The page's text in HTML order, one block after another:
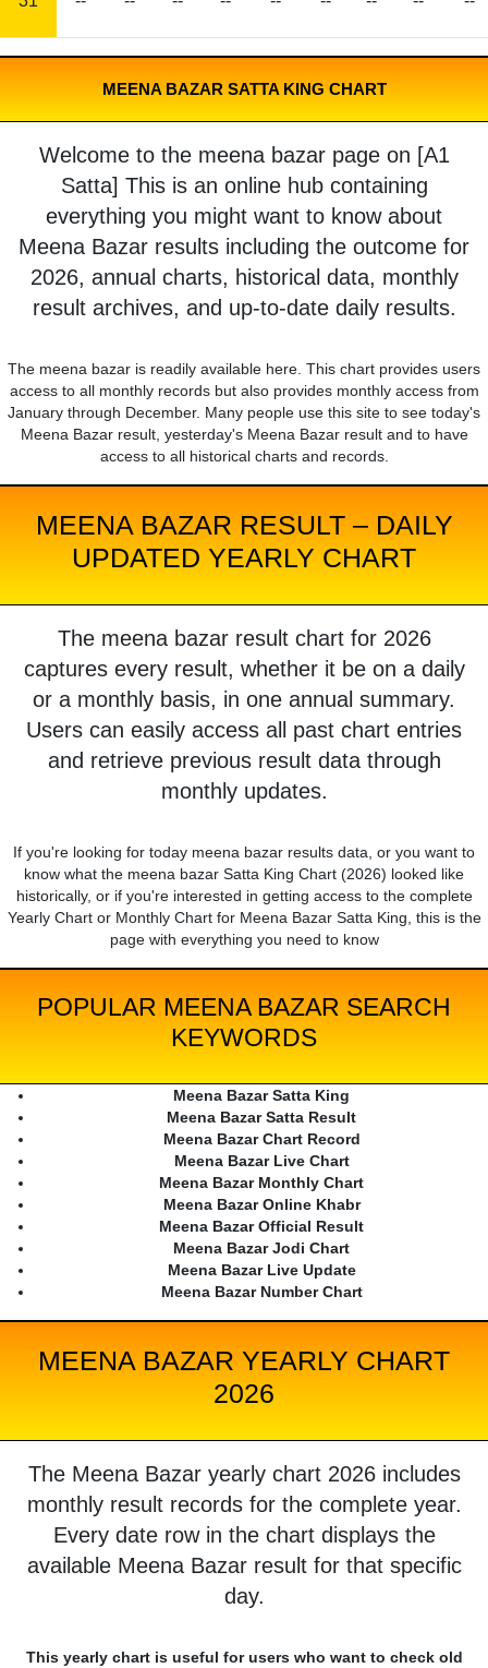
MEENA BAZAR SATTA KING CHART
Welcome to the meena bazar page on [A1
Satta] This is an online hub containing
everything you might want to know about
Meena Bazar results including the outcome for
2026, annual charts, historical data, monthly
result archives, and up-to-date daily results.
The meena bazar is readily available here. This chart provides users
access to all monthly records but also provides monthly access from
January through December. Many people use this site to see today's
Meena Bazar result, yesterday's Meena Bazar result and to have
access to all historical charts and records.
MEENA BAZAR RESULT – DAILY
UPDATED YEARLY CHART
The meena bazar result chart for 2026
captures every result, whether it be on a daily
or a monthly basis, in one annual summary.
Users can easily access all past chart entries
and retrieve previous result data through
monthly updates.
If you're looking for today meena bazar results data, or you want to
know what the meena bazar Satta King Chart (2026) looked like
historically, or if you're interested in getting access to the complete
Yearly Chart or Monthly Chart for Meena Bazar Satta King, this is the
page with everything you need to know
POPULAR MEENA BAZAR SEARCH
KEYWORDS
Meena Bazar Satta King
Meena Bazar Satta Result
Meena Bazar Chart Record
Meena Bazar Live Chart
Meena Bazar Monthly Chart
Meena Bazar Online Khabr
Meena Bazar Official Result
Meena Bazar Jodi Chart
Meena Bazar Live Update
Meena Bazar Number Chart
MEENA BAZAR YEARLY CHART
2026
The Meena Bazar yearly chart 2026 includes
monthly result records for the complete year.
Every date row in the chart displays the
available Meena Bazar result for that specific
day.
This yearly chart is useful for users who want to check old